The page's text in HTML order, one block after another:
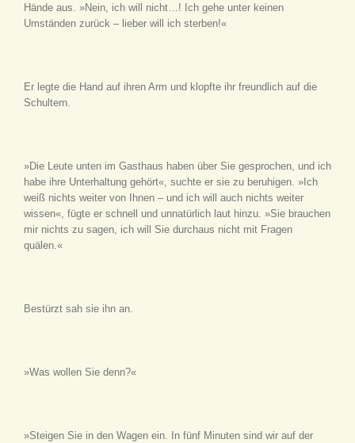
Hände aus. »Nein, ich will nicht…! Ich gehe unter keinen
Umständen zurück – lieber will ich sterben!«
Er legte die Hand auf ihren Arm und klopfte ihr freundlich auf die
Schultern.
»Die Leute unten im Gasthaus haben über Sie gesprochen, und ich
habe ihre Unterhaltung gehört«, suchte er sie zu beruhigen. »Ich
weiß nichts weiter von Ihnen – und ich will auch nichts weiter
wissen«, fügte er schnell und unnatürlich laut hinzu. »Sie brauchen
mir nichts zu sagen, ich will Sie durchaus nicht mit Fragen
quälen.«
Bestürzt sah sie ihn an.
»Was wollen Sie denn?«
»Steigen Sie in den Wagen ein. In fünf Minuten sind wir auf der